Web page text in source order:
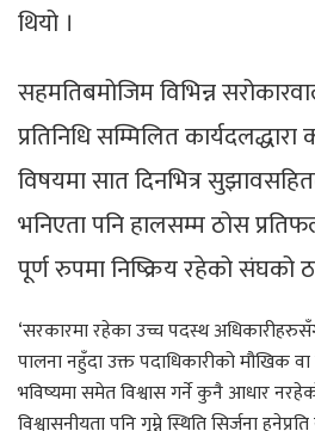
थियो ।
सहमतिबमोजिम विभिन्न
प्रतिनिधि सम्मिलित
विषयमा सात दिनभित्र
भनिएता पनि हालसम्म ठोस
पूर्ण रुपमा निष्क्रिय रहेको संघको
‘सरकारमा रहेका उच्च पदस्थ
पालना नहुँदा उक्त पदाधिकारीको मौखिक वा
भविष्यमा समेत विश्वास गर्ने कुनै आधार
विश्वासनीयता पनि गुम्ने स्थिति सिर्जना